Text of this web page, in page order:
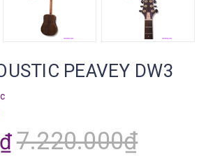
PEAVEY DW3
7.220.000₫